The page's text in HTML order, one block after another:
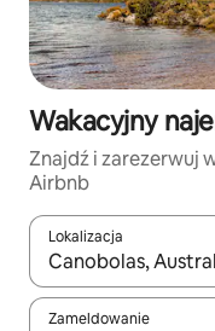
Wakacyjny
Znajdź i zarezerwuj
Airbnb
Lokalizacja
Gdy wyniki będą
Zameldowanie